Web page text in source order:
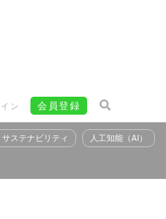
ン 会員登録
サステナビリティ 人工知能（AI）